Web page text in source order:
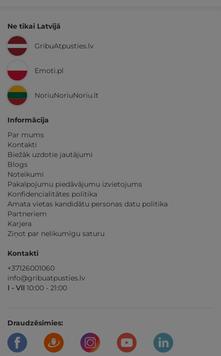
Ne tikai Latvijā
GribuAtpusties.lv
Emoti.pl
NoriuNoriuNoriu.lt
Informācija
Par mums
Kontakti
Biežāk uzdotie jautājumi
Blogs
Noteikumi
Pakalpojumu piedāvājumu izvietojums
Konfidencialitātes politika
Amata vietas kandidātu personas datu politika
Partneriem
Karjera
Ziņot par nelikumīgu saturu
Kontakti
+37126001060
info@gribuatpusties.lv
I - VII 10:00 - 21:00
Draudzēsimies: